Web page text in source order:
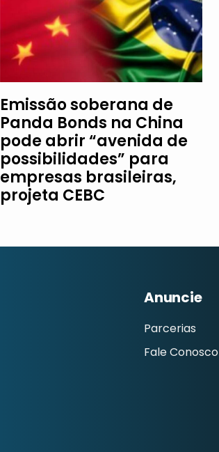
Emissão soberana de
Panda Bonds na China
pode abrir “avenida de
possibilidades” para
empresas brasileiras,
projeta CEBC
Anuncie
Parcerias
Fale Conosco